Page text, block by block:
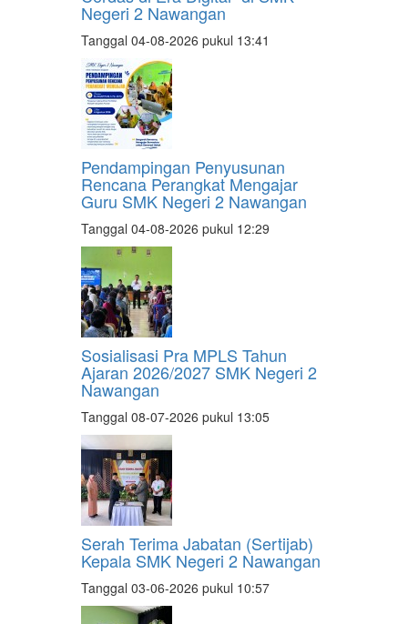
Negeri 2 Nawangan
Tanggal 04-08-2026 pukul 13:41
Pendampingan Penyusunan
Rencana Perangkat Mengajar
Guru SMK Negeri 2 Nawangan
Tanggal 04-08-2026 pukul 12:29
Sosialisasi Pra MPLS Tahun
Ajaran 2026/2027 SMK Negeri 2
Nawangan
Tanggal 08-07-2026 pukul 13:05
Serah Terima Jabatan (Sertijab)
Kepala SMK Negeri 2 Nawangan
Tanggal 03-06-2026 pukul 10:57